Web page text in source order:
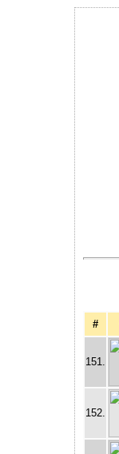
#
151.
152.